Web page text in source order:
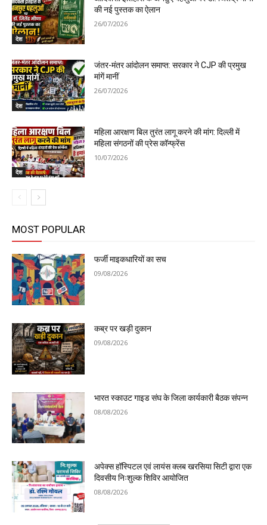
देश
की नई पुस्तक का ऐलान
26/07/2026
देश
जंतर-मंतर आंदोलन समाप्त: सरकार ने CJP की प्रमुख
मांगें मानीं
26/07/2026
देश
महिला आरक्षण बिल तुरंत लागू करने की मांग: दिल्ली में
महिला संगठनों की प्रेस कॉन्फ्रेंस
10/07/2026
MOST POPULAR
फर्जी माइकधारियों का सच
09/08/2026
कब्र पर खड़ी दुकान
09/08/2026
भारत स्काउट गाइड संघ के जिला कार्यकारी बैठक संपन्न
08/08/2026
अपेक्स हॉस्पिटल एवं लायंस क्लब खरसिया सिटी द्वारा एक
दिवसीय निःशुल्क शिविर आयोजित
08/08/2026